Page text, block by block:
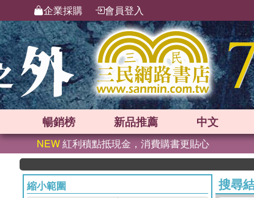
企業採購 會員登入
暢銷榜 新品推薦 中文
NEW紅利積點抵現金，消費購書更貼心
縮小範圍
搜尋